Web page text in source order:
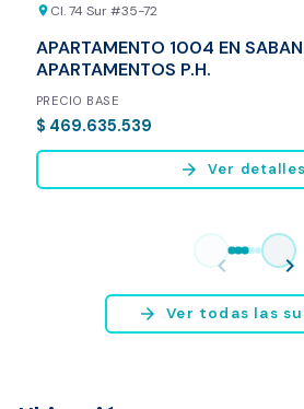
* Servicio disponible exclusivamente para
Bogotá y Medellín.
location_on Cl. 74 Sur #35-72
APARTAMENTO 1004 EN
APARTAMENTOS P.H.
PRECIO BASE
$ 469.635.539
arrow_forward Ver detalles
chevron_left chevron_right
arrow_forward Ver todas las